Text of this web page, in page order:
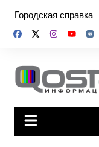
содержимому
Городская справка